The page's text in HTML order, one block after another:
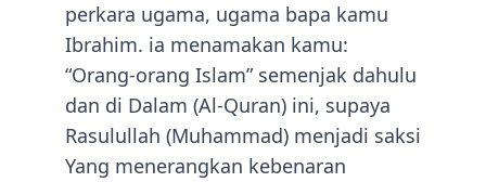
perkara ugama, ugama bapa kamu
Ibrahim. ia menamakan kamu:
“Orang-orang Islam” semenjak dahulu
dan di Dalam (Al-Quran) ini, supaya
Rasulullah (Muhammad) menjadi saksi
Yang menerangkan kebenaran